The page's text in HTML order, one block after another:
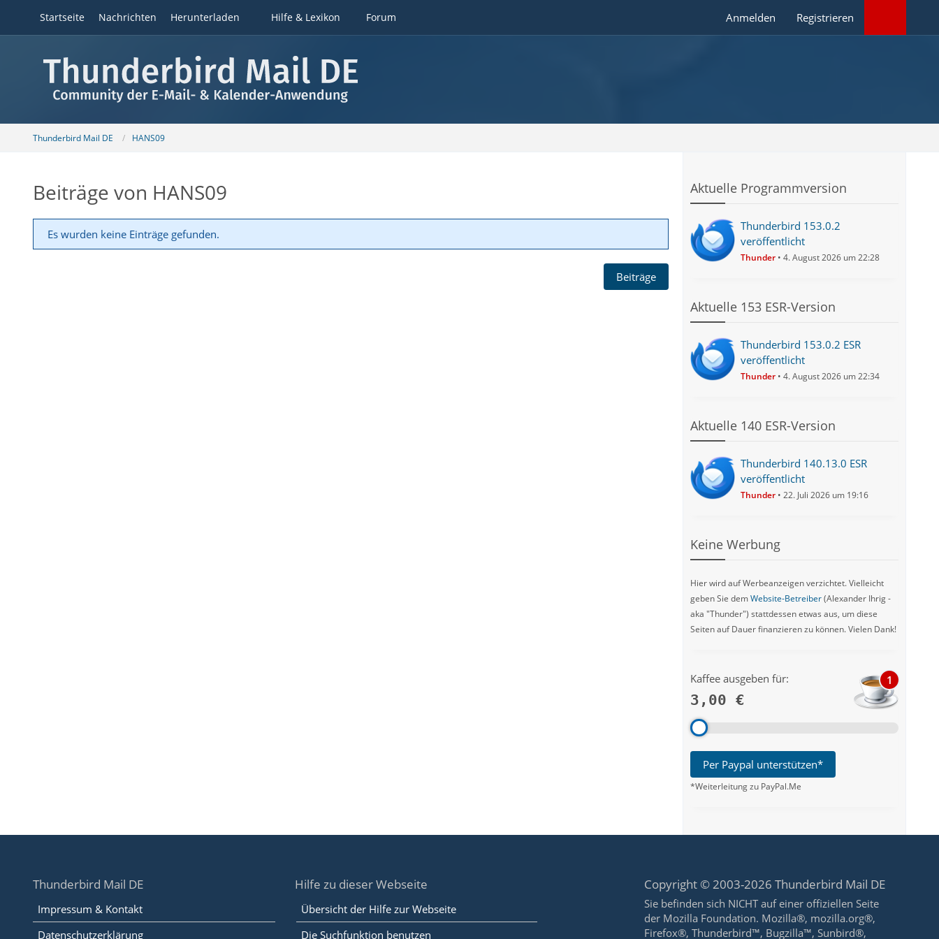
Startseite Nachrichten Herunterladen Hilfe & Lexikon Forum Anmelden Registrieren
Thunderbird Mail DE HANS09
Beiträge von HANS09
Es wurden keine Einträge gefunden.
Beiträge
Aktuelle Programmversion
Thunderbird 153.0.2
veröffentlicht
Thunder 4. August 2026 um 22:28
Aktuelle 153 ESR-Version
Thunderbird 153.0.2 ESR
veröffentlicht
Thunder 4. August 2026 um 22:34
Aktuelle 140 ESR-Version
Thunderbird 140.13.0 ESR
veröffentlicht
Thunder 22. Juli 2026 um 19:16
Keine Werbung
Hier wird auf Werbeanzeigen verzichtet. Vielleicht
geben Sie demWebsite-Betreiber(Alexander Ihrig -
aka "Thunder") stattdessen etwas aus, um diese
Seiten auf Dauer finanzieren zu können. Vielen Dank!
Kaffee ausgeben für:
3,00 €
1
Per Paypal unterstützen*
*Weiterleitung zu PayPal.Me
Thunderbird Mail DE
Impressum & Kontakt
Datenschutzerklärung
Hilfe zu dieser Webseite
Übersicht der Hilfe zur Webseite
Die Suchfunktion benutzen
Copyright © 2003-2026 Thunderbird Mail DE
Sie befinden sich NICHT auf einer offiziellen Seite
der Mozilla Foundation. Mozilla®, mozilla.org®,
Firefox®, Thunderbird™, Bugzilla™, Sunbird®,